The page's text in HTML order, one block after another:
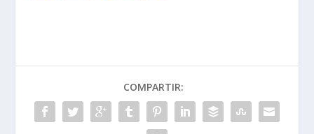
o
o
k
dI
n
A
p
p
ar
ti
r
COMPARTIR: